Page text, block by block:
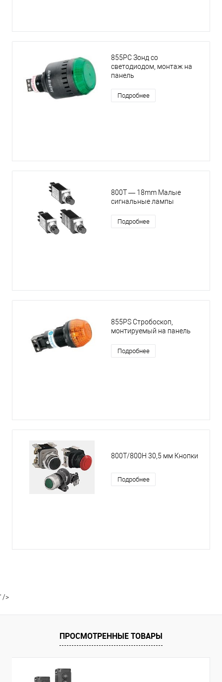
855PC Зонд со
светодиодом, монтаж на
панель
Подробнее
800T — 18mm Малые
сигнальные лампы
Подробнее
855PS Стробоскоп,
монтируемый на панель
Подробнее
800T/800H 30,5 мм Кнопки
Подробнее
' />
ПРОСМОТРЕННЫЕ ТОВАРЫ